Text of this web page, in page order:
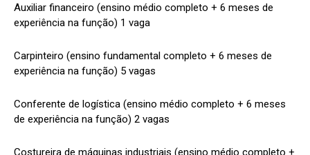
Auxiliar financeiro (ensino médio completo + 6 meses de
experiência na função) 1 vaga
Carpinteiro (ensino fundamental completo + 6 meses de
experiência na função) 5 vagas
Conferente de logística (ensino médio completo + 6 meses
de experiência na função) 2 vagas
Costureira de máquinas industriais (ensino médio completo +